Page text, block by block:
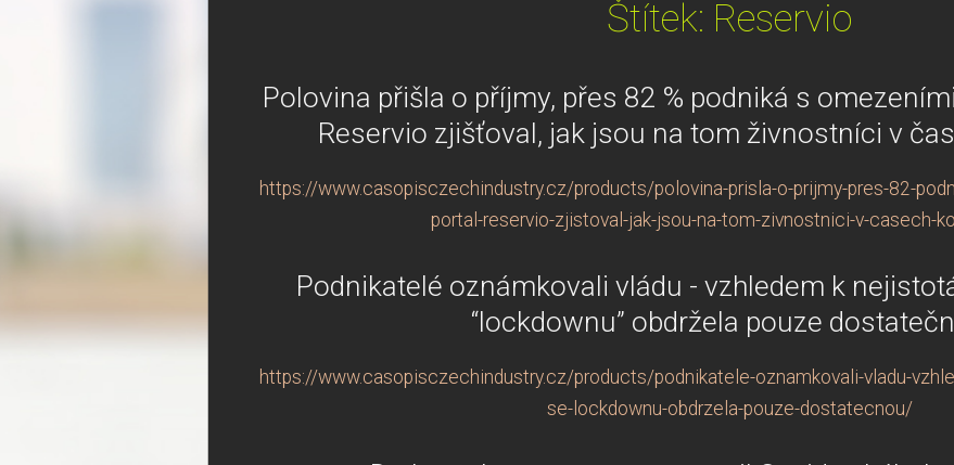
Štítek: Reservio
Polovina přišla o příjmy, přes 82 % podniká s
Reservio zjišťoval, jak jsou na tom živnostníci v
https://www.casopisczechindustry.cz/products/polovina-prisla-o-prijmy-pres-82-
portal-reservio-zjistoval-jak-jsou-na-tom-zivnostnici-v-casech-
Podnikatelé oznámkovali vládu - vzhledem k
“lockdownu” obdržela pouze
https://www.casopisczechindustry.cz/products/podnikatele-oznamkovali-vladu-
se-lockdownu-obdrzela-pouze-dostatecnou/